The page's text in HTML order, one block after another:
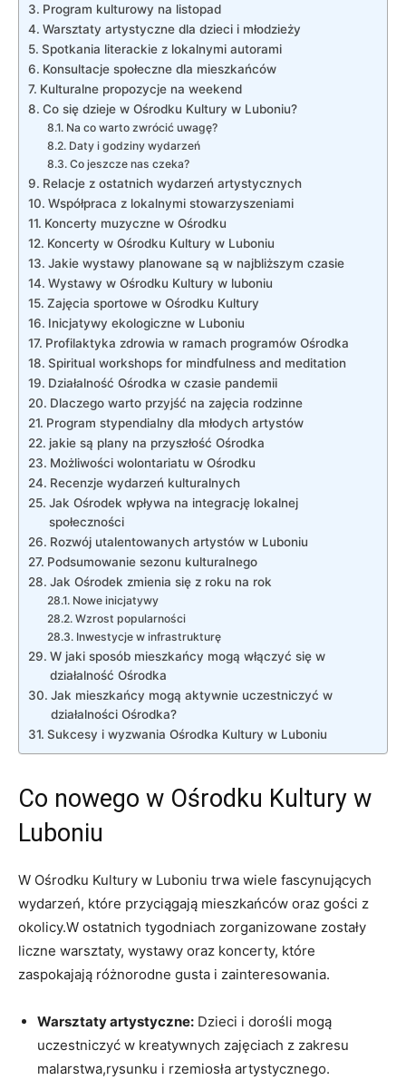
Program kulturowy na listopad
Warsztaty artystyczne dla dzieci i młodzieży
Spotkania literackie z lokalnymi autorami
Konsultacje społeczne dla mieszkańców
Kulturalne propozycje na weekend
Co się dzieje w Ośrodku Kultury w Luboniu?
Na co warto zwrócić uwagę?
Daty i godziny wydarzeń
Co jeszcze nas czeka?
Relacje z ostatnich wydarzeń artystycznych
Współpraca z lokalnymi stowarzyszeniami
Koncerty muzyczne w Ośrodku
Koncerty w Ośrodku Kultury w Luboniu
Jakie wystawy planowane są w najbliższym czasie
Wystawy w Ośrodku Kultury w luboniu
Zajęcia sportowe w Ośrodku Kultury
Inicjatywy ekologiczne w Luboniu
Profilaktyka zdrowia w ramach programów Ośrodka
Spiritual workshops for mindfulness and meditation
Działalność Ośrodka w czasie pandemii
Dlaczego warto przyjść na zajęcia rodzinne
Program stypendialny dla młodych artystów
jakie są plany na przyszłość Ośrodka
Możliwości wolontariatu w Ośrodku
Recenzje wydarzeń kulturalnych
Jak Ośrodek wpływa na integrację lokalnej
społeczności
Rozwój utalentowanych artystów w Luboniu
Podsumowanie sezonu kulturalnego
Jak Ośrodek zmienia się z roku na rok
Nowe inicjatywy
Wzrost popularności
Inwestycje w infrastrukturę
W jaki sposób mieszkańcy mogą włączyć się w
działalność Ośrodka
Jak mieszkańcy mogą aktywnie uczestniczyć w
działalności Ośrodka?
Sukcesy i wyzwania Ośrodka Kultury w Luboniu
Co nowego w Ośrodku Kultury w
Luboniu
W Ośrodku Kultury w Luboniu trwa wiele fascynujących
wydarzeń, które przyciągają mieszkańców oraz gości z
okolicy.W ostatnich tygodniach zorganizowane zostały
liczne warsztaty, wystawy oraz koncerty, które
zaspokajają różnorodne gusta i zainteresowania.
Warsztaty artystyczne: Dzieci i dorośli mogą
uczestniczyć w kreatywnych zajęciach z zakresu
malarstwa,rysunku i rzemiosła artystycznego.